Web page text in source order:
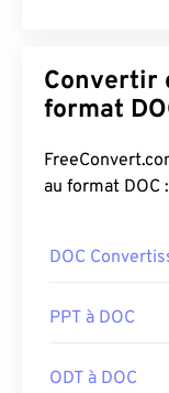
Convertir
format
au format DOC :
DOC
PPT à DOC
ODT à DOC